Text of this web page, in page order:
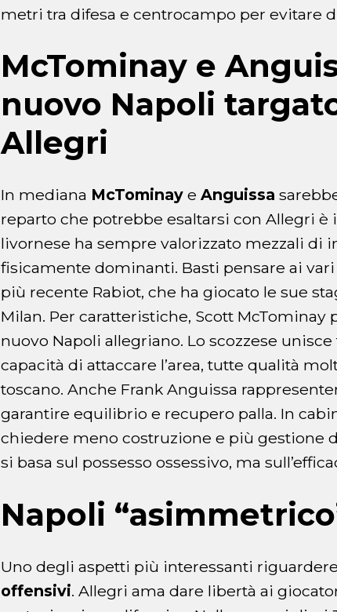
metri tra difesa e centrocampo per evitare
McTominay e
nuovo Napoli
Allegri
In mediana McTominay e Anguissa
reparto che potrebbe esaltarsi con Allegri
livornese ha sempre valorizzato mezzali di
fisicamente dominanti. Basti pensare ai
più recente Rabiot, che ha giocato le sue
Milan. Per caratteristiche, Scott
nuovo Napoli allegriano. Lo scozzese
capacità di attaccare l’area, tutte qualità
toscano. Anche Frank Anguissa
garantire equilibrio e recupero palla. In
chiedere meno costruzione e più gestione
si basa sul possesso ossessivo, ma
Napoli
Uno degli aspetti più interessanti
offensivi. Allegri ama dare libertà ai